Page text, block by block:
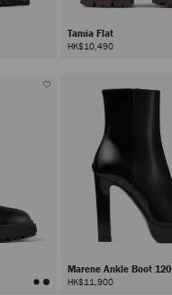
Tamia Flat
HK$10,490
Marene Ankle Boot 120
HK$11,900